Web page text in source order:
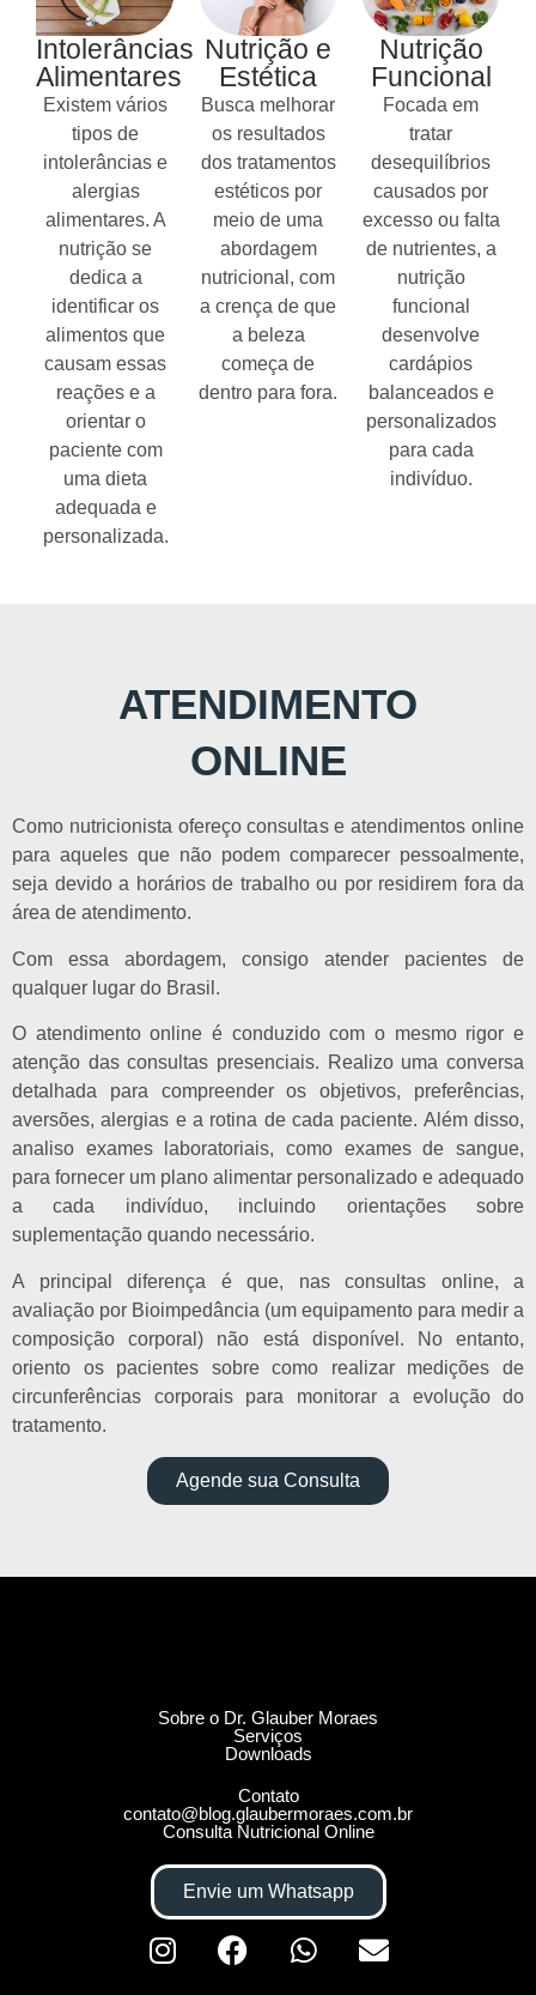
Intolerâncias
Alimentares
Existem vários
tipos de
intolerâncias e
alergias
alimentares. A
nutrição se
dedica a
identificar os
alimentos que
causam essas
reações e a
orientar o
paciente com
uma dieta
adequada e
personalizada.
Nutrição e
Estética
Busca melhorar
os resultados
dos tratamentos
estéticos por
meio de uma
abordagem
nutricional, com
a crença de que
a beleza
começa de
dentro para fora.
Nutrição
Funcional
Focada em
tratar
desequilíbrios
causados por
excesso ou falta
de nutrientes, a
nutrição
funcional
desenvolve
cardápios
balanceados e
personalizados
para cada
indivíduo.
ATENDIMENTO
ONLINE
Como nutricionista ofereço consultas e atendimentos online
para aqueles que não podem comparecer pessoalmente,
seja devido a horários de trabalho ou por residirem fora da
área de atendimento.
Com essa abordagem, consigo atender pacientes de
qualquer lugar do Brasil.
O atendimento online é conduzido com o mesmo rigor e
atenção das consultas presenciais. Realizo uma conversa
detalhada para compreender os objetivos, preferências,
aversões, alergias e a rotina de cada paciente. Além disso,
analiso exames laboratoriais, como exames de sangue,
para fornecer um plano alimentar personalizado e adequado
a cada indivíduo, incluindo orientações sobre
suplementação quando necessário.
A principal diferença é que, nas consultas online, a
avaliação por Bioimpedância (um equipamento para medir a
composição corporal) não está disponível. No entanto,
oriento os pacientes sobre como realizar medições de
circunferências corporais para monitorar a evolução do
tratamento.
Agende sua Consulta
Sobre o Dr. Glauber Moraes
Serviços
Downloads
Contato
contato@blog.glaubermoraes.com.br
Consulta Nutricional Online
Envie um Whatsapp